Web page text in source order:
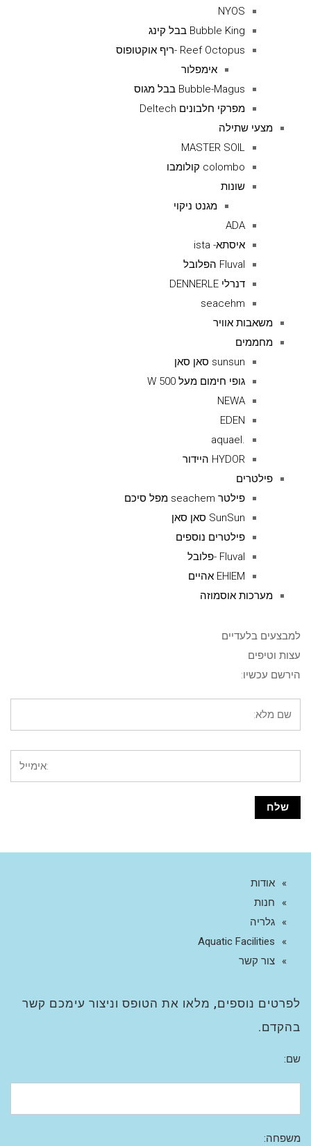
NYOS
Bubble King בבל קינג
Reef Octopus -ריף אוקטופוס
אימפלור
Bubble-Magus בבל מגוס
מפרקי חלבונים Deltech
מצעי שתילה
MASTER SOIL
colombo קולומבו
שונות
מגנט ניקוי
ADA
איסתא- ista
Fluval הפלובל
דנרלי DENNERLE
seacehm
משאבות אוויר
מחממים
sunsun סאן סאן
גופי חימום מעל 500 W
NEWA
EDEN
.aquael
HYDOR היידור
פילטרים
פילטר seachem מפל סיכם
SunSun סאן סאן
פילטרים נוספים
Fluval -פלובל
EHIEM אהיים
מערכות אוסמוזה
למבצעים בלעדיים
עצות וטיפים
הירשם עכשיו:
אודות
חנות
גלריה
Aquatic Facilities
צור קשר
לפרטים נוספים, מלאו את הטופס וניצור עימכם קשר
בהקדם.
שם:
משפחה: